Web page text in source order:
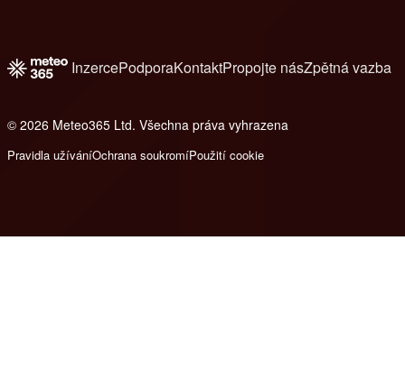
InzercePodporaKontaktPropojte násZpětná vazba
© 2026 Meteo365 Ltd. Všechna práva vyhrazena
Pravidla užíváníOchrana soukromíPoužití cookie